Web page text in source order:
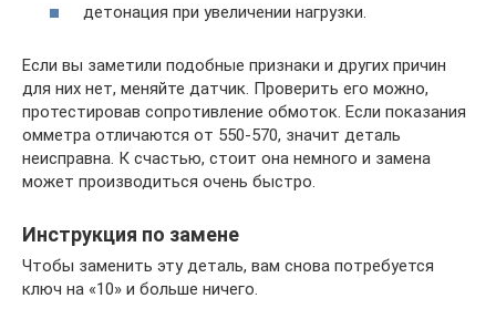
детонация при увеличении нагрузки.
Если вы заметили подобные признаки и других причин
для них нет, меняйте датчик. Проверить его можно,
протестировав сопротивление обмоток. Если показания
омметра отличаются от 550-570, значит деталь
неисправна. К счастью, стоит она немного и замена
может производиться очень быстро.
Инструкция по замене
Чтобы заменить эту деталь, вам снова потребуется
ключ на «10» и больше ничего.